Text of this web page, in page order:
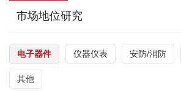
市场地位研究
电子器件 仪器仪表 安防/消防
其他